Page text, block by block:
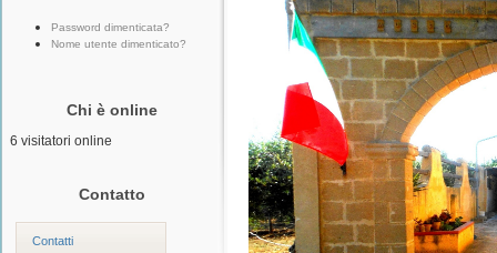
Password dimenticata?
Nome utente dimenticato?
Chi è online
6 visitatori online
Contatto
Contatti